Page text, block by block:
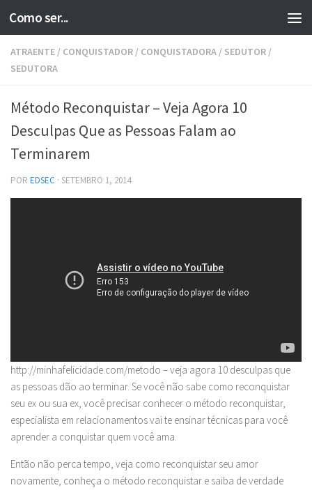
Skip to content
Como ser...
ATRAENTE / CONQUISTADOR / CONQUISTADORA / SEDUTOR /
SEDUTORA
Método Reconquistar – Veja Agora 10
Desculpas Que as Pessoas Falam ao
Terminarem
POR EDSEC · SETEMBRO 1, 2014
http://minhafelicidade.com/metodo – veja agora 10 desculpas que
as pessoas dão ao terminar. Se você não sabe como reconquistar
seu ex ou sua ex, você precisar conhecer o método reconquistar,
especialista em relacionamentos vai te ensinar técnicas para você
aprender a conquistar quem você ama.
Então não perca tempo, veja como reconquistar seu amor
novamente, conheça o método reconquistar e saiba de verdade